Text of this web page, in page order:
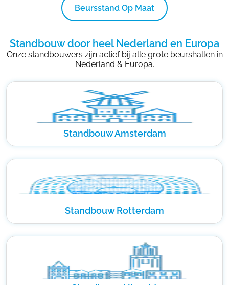
Beursstand Op Maat
Standbouw door heel Nederland en Europa
Onze standbouwers zijn actief bij alle grote beurshallen in
Nederland & Europa.
Standbouw Amsterdam
Standbouw Rotterdam